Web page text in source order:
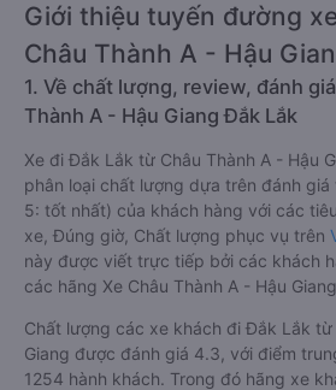
Giới thiệu tuyến đường
Châu Thành A - Hậu
1. Về chất lượng, review, đánh
Thành A - Hậu Giang Đắk Lắk
Xe đi Đắk Lắk từ Châu Thành A - Hậu
phân loại chất lượng dựa trên đánh giá
5: tốt nhất) của khách hàng với các
xe, Đúng giờ, Chất lượng phục vụ trên
này được viết trực tiếp bởi các khách
các hãng Xe Châu Thành A - Hậu
Chất lượng các xe khách đi Đắk Lắk từ
Giang được đánh giá 4.3, với điểm
1254 hành khách. Trong đó hãng xe